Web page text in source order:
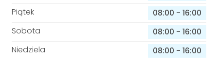
Piątek
08:00 - 16:00
Sobota
08:00 - 16:00
Niedziela
08:00 - 16:00